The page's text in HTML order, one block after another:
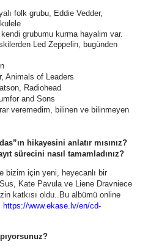
folk grubu, Eddie Vedder,
grubumu kurma hayalim var.
Led Zeppelin, bugünden
Animals of Leaders
Radiohead
and Sons
veremedim, bilinen ve bilinmeyen
hikayesini anlatır mısınız?
sürecini nasıl tamamladınız?
bizim için yeni, heyecanlı bir
Kate Pavula ve Liene Dravniece
katkısı oldu..Bu albümü online
https://www.ekase.lv/en/cd-